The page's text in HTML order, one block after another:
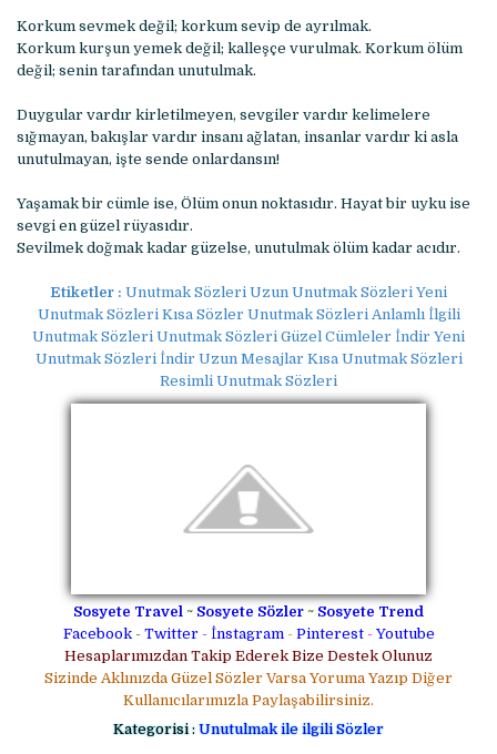
Korkum sevmek değil; korkum sevip de ayrılmak.
Korkum kurşun yemek değil; kalleşçe vurulmak. Korkum ölüm
değil; senin tarafından unutulmak.
Duygular vardır kirletilmeyen, sevgiler vardır kelimelere
sığmayan, bakışlar vardır insanı ağlatan, insanlar vardır ki asla
unutulmayan, işte sende onlardansın!
Yaşamak bir cümle ise, Ölüm onun noktasıdır. Hayat bir uyku ise
sevgi en güzel rüyasıdır.
Sevilmek doğmak kadar güzelse, unutulmak ölüm kadar acıdır.
Etiketler : Unutmak Sözleri Uzun Unutmak Sözleri Yeni
Unutmak Sözleri Kısa Sözler Unutmak Sözleri Anlamlı İlgili
Unutmak Sözleri Unutmak Sözleri Güzel Cümleler İndir Yeni
Unutmak Sözleri İndir Uzun Mesajlar Kısa Unutmak Sözleri
Resimli Unutmak Sözleri
Sosyete Travel ~ Sosyete Sözler ~ Sosyete Trend
Facebook- Twitter - İnstagram- Pinterest- Youtube
Hesaplarımızdan Takip Ederek Bize Destek Olunuz
Sizinde Aklınızda Güzel Sözler Varsa Yoruma Yazıp Diğer
Kullanıcılarımızla Paylaşabilirsiniz.
Kategorisi : Unutulmak ile ilgili Sözler